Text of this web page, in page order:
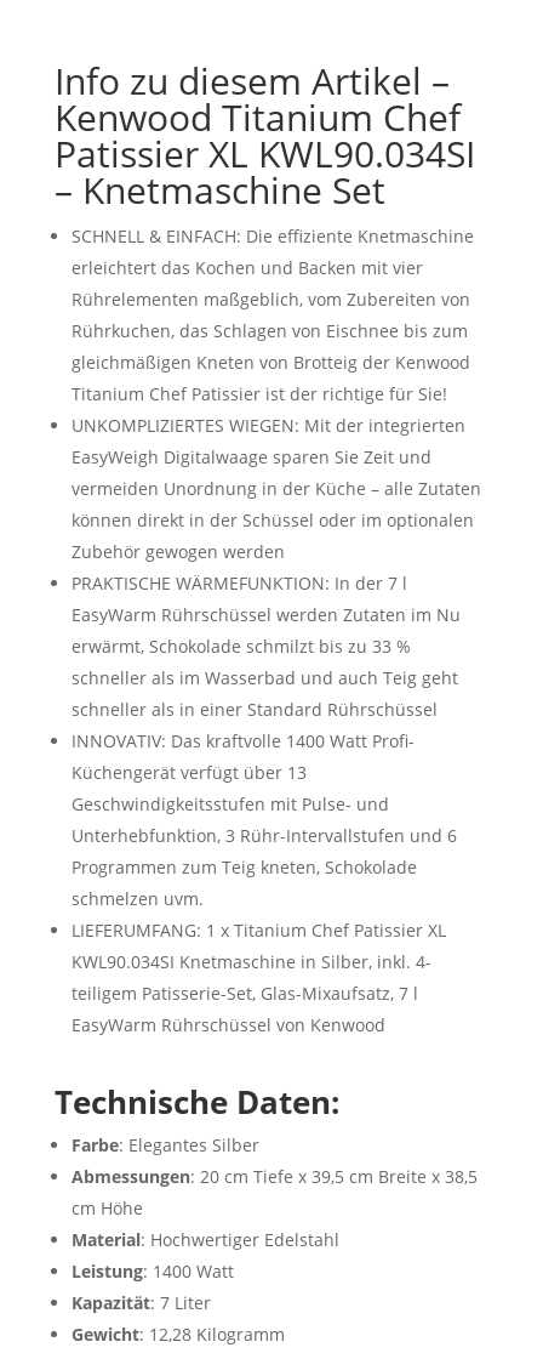
Info zu diesem Artikel –
Kenwood Titanium Chef
Patissier XL KWL90.034SI
– Knetmaschine Set
SCHNELL & EINFACH: Die effiziente Knetmaschine
erleichtert das Kochen und Backen mit vier
Rührelementen maßgeblich, vom Zubereiten von
Rührkuchen, das Schlagen von Eischnee bis zum
gleichmäßigen Kneten von Brotteig der Kenwood
Titanium Chef Patissier ist der richtige für Sie!
UNKOMPLIZIERTES WIEGEN: Mit der integrierten
EasyWeigh Digitalwaage sparen Sie Zeit und
vermeiden Unordnung in der Küche – alle Zutaten
können direkt in der Schüssel oder im optionalen
Zubehör gewogen werden
PRAKTISCHE WÄRMEFUNKTION: In der 7 l
EasyWarm Rührschüssel werden Zutaten im Nu
erwärmt, Schokolade schmilzt bis zu 33 %
schneller als im Wasserbad und auch Teig geht
schneller als in einer Standard Rührschüssel
INNOVATIV: Das kraftvolle 1400 Watt Profi-
Küchengerät verfügt über 13
Geschwindigkeitsstufen mit Pulse- und
Unterhebfunktion, 3 Rühr-Intervallstufen und 6
Programmen zum Teig kneten, Schokolade
schmelzen uvm.
LIEFERUMFANG: 1 x Titanium Chef Patissier XL
KWL90.034SI Knetmaschine in Silber, inkl. 4-
teiligem Patisserie-Set, Glas-Mixaufsatz, 7 l
EasyWarm Rührschüssel von Kenwood
Technische Daten:
Farbe: Elegantes Silber
Abmessungen: 20 cm Tiefe x 39,5 cm Breite x 38,5
cm Höhe
Material: Hochwertiger Edelstahl
Leistung: 1400 Watt
Kapazität: 7 Liter
Gewicht: 12,28 Kilogramm